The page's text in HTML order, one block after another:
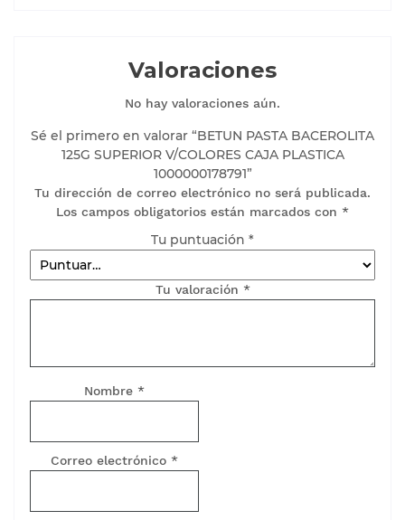
Valoraciones
No hay valoraciones aún.
Sé el primero en valorar “BETUN PASTA BACEROLITA
125G SUPERIOR V/COLORES CAJA PLASTICA
1000000178791”
Tu dirección de correo electrónico no será publicada.
Los campos obligatorios están marcados con *
Tu puntuación *
Tu valoración *
Nombre *
Correo electrónico *